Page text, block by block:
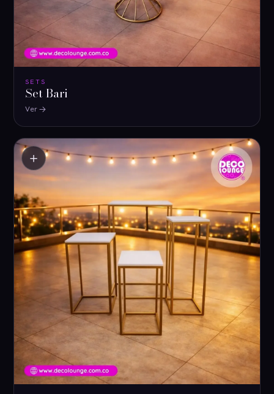
SETS
Set Bari
Ver
＋